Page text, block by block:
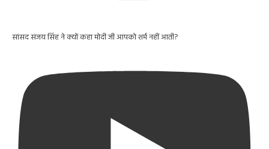
सांसद संजय सिंह ने क्यों कहा मोदी जी आपको शर्म नहीं आती?